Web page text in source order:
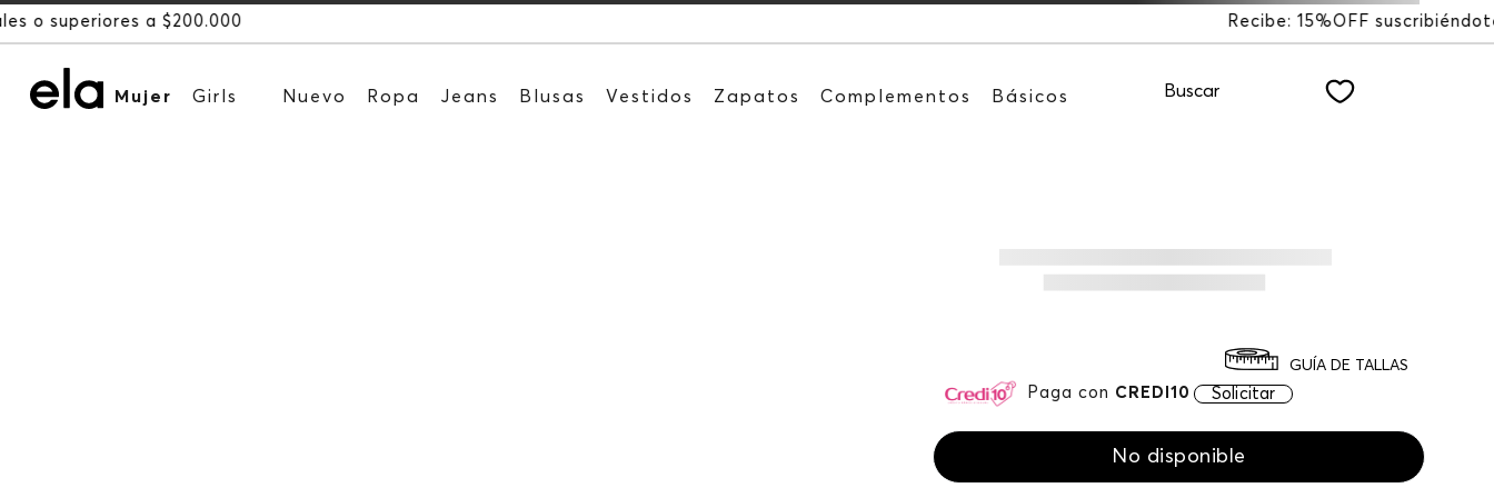
Recibe: 15%OFF suscribiéndote a nuestro NEWSLETTER
Mujer Girls Nuevo Ropa Jeans Blusas Vestidos Zapatos Complementos Básicos Buscar
Paga con CREDI10 Solicitar
GUÍA DE TALLAS
No disponible